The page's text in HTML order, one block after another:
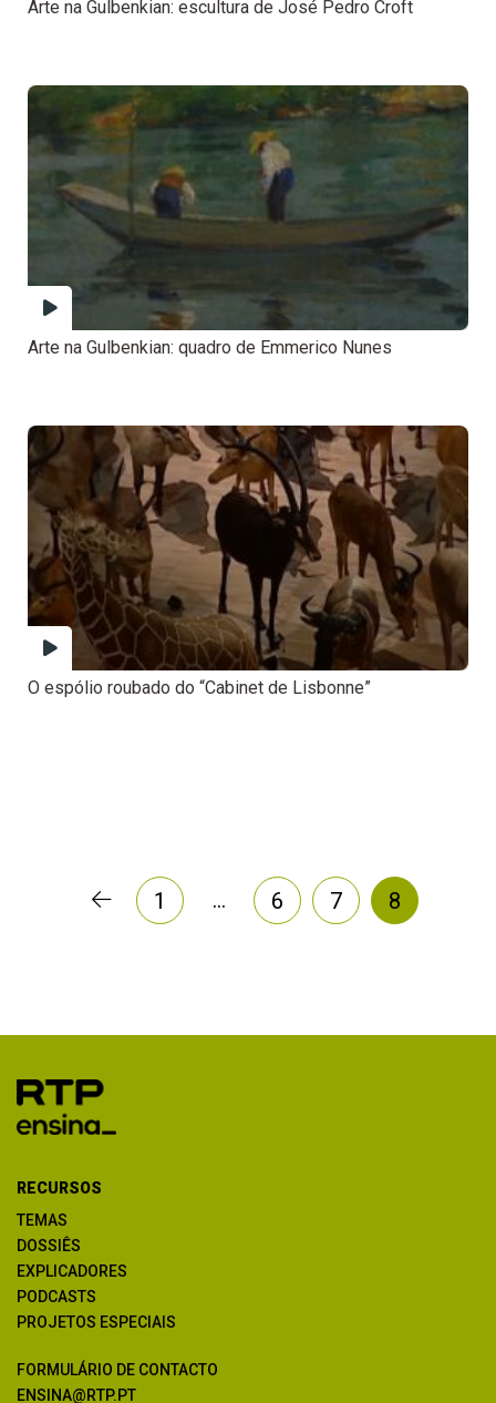
Arte na Gulbenkian: escultura de José Pedro Croft
Arte na Gulbenkian: quadro de Emmerico Nunes
O espólio roubado do “Cabinet de Lisbonne”
1 … 6 7 8
RECURSOS
TEMAS
DOSSIÊS
EXPLICADORES
PODCASTS
PROJETOS ESPECIAIS
FORMULÁRIO DE CONTACTO
ENSINA@RTP.PT